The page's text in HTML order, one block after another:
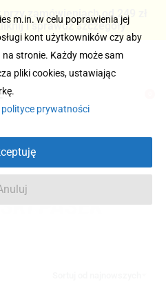
zamówieniach od 249 zł
i sprawdź szczegóły
PASEK
m.in. w celu poprawienia jej
kont użytkowników czy aby
stronie. Każdy może sam
pliki cookies, ustawiając
polityce prywatności